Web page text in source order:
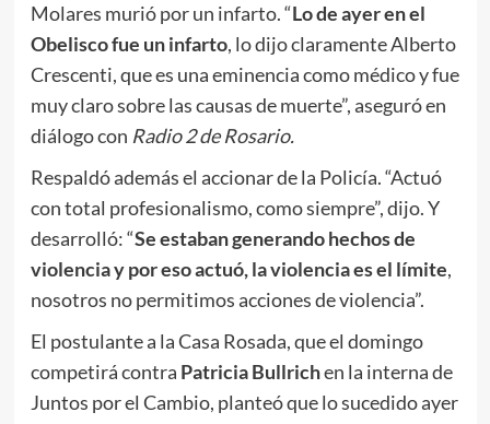
Molares murió por un infarto. “Lo de ayer en el
Obelisco fue un infarto, lo dijo claramente Alberto
Crescenti, que es una eminencia como médico y fue
muy claro sobre las causas de muerte”, aseguró en
diálogo con Radio 2 de Rosario.
Respaldó además el accionar de la Policía. “Actuó
con total profesionalismo, como siempre”, dijo. Y
desarrolló: “Se estaban generando hechos de
violencia y por eso actuó, la violencia es el límite,
nosotros no permitimos acciones de violencia”.
El postulante a la Casa Rosada, que el domingo
competirá contra Patricia Bullrichen la interna de
Juntos por el Cambio, planteó que lo sucedido ayer